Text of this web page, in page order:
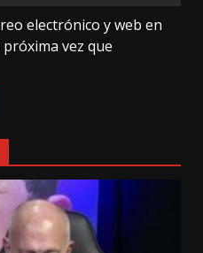
electrónico y web en
vez que